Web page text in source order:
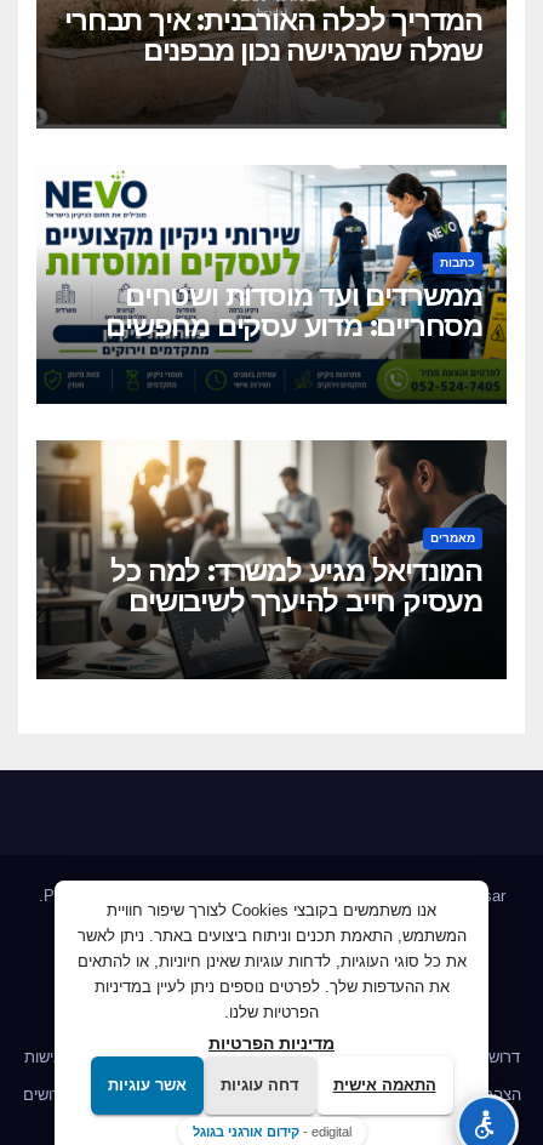
המדריך לכלה האורבנית: איך תבחרי
שמלה שמרגישה נכון מבפנים
ונראית מושלם מבחוץ?
כתבות
ממשרדים ועד מוסדות ושטחים
מסחריים: מדוע עסקים מחפשים
כיום שירותי ניקיון מקצועיים
וגמישים?
מאמרים
המונדיאל מגיע למשרד: למה כל
מעסיק חייב להיערך לשיבושים
הקרובים
Proudly powered by WordPress Themeansar
HomeAllJobs – אלפי מעסיקים ומועמדים Blog
JobMaster דרושים ומחפשי עבודה Jobnet אתר מודעות הדרושים
אודותג'וב קרוב – לעבוד קרוב לבית
דרושים IL לשעבר פורטל דרושים הומלס דרושים, חיפוש עבודההצהרת נגישות
הצהרת נגישותהצהרת נגישות מדיניות הפרטיותמדיניות הפרטיותמובטל דרושים
שירות התעסוקה הישראלי – חיפוש משרה
אנו משתמשים בקובצי Cookies לצורך שיפור חוויית
המשתמש, התאמת תכנים וניתוח ביצועים באתר. ניתן לאשר
את כל סוגי העוגיות, לדחות עוגיות שאינן חיוניות, או להתאים
את ההעדפות שלך. לפרטים נוספים ניתן לעיין במדיניות
הפרטיות שלנו.
מדיניות הפרטיות
התאמה אישית דחה עוגיות אשר עוגיות
edigital - קידום אורגני בגוגל